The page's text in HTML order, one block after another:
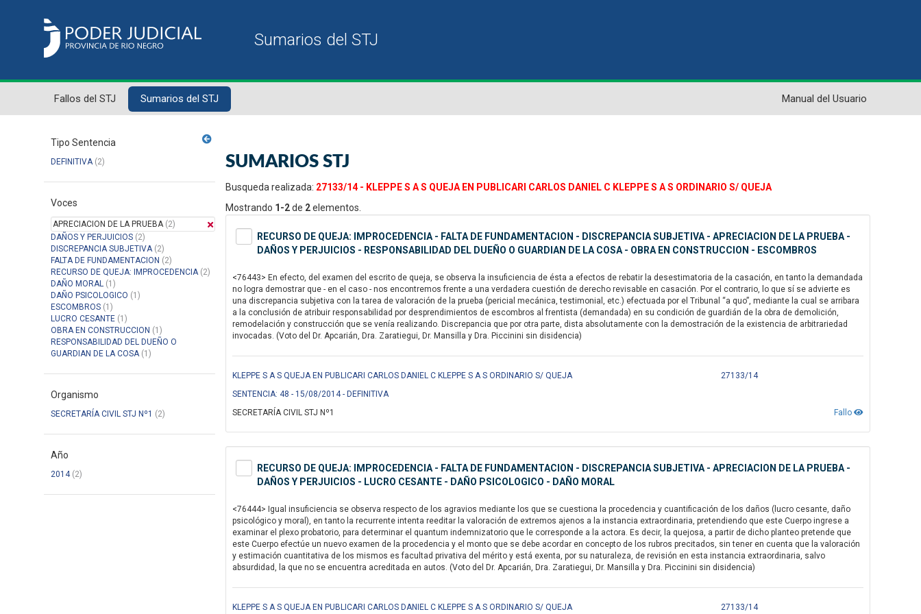
Fallos del STJ Sumarios del STJ Manual del Usuario
Tipo Sentencia
DEFINITIVA(2)
Voces
APRECIACION DE LA PRUEBA(2)
DAÑOS Y PERJUICIOS (2)
DISCREPANCIA SUBJETIVA(2)
FALTA DE FUNDAMENTACION (2)
RECURSO DE QUEJA: IMPROCEDENCIA(2)
DAÑO MORAL (1)
DAÑO PSICOLOGICO (1)
ESCOMBROS (1)
LUCRO CESANTE (1)
OBRA EN CONSTRUCCION (1)
RESPONSABILIDAD DEL DUEÑO O
GUARDIAN DE LA COSA(1)
Organismo
SECRETARÍA CIVIL STJ Nº1 (2)
Año
2014(2)
SUMARIOS STJ
Busqueda realizada: 27133/14 - KLEPPE S A S QUEJA EN PUBLICARI CARLOS DANIEL C KLEPPE S A S ORDINARIO S/ QUEJA
Mostrando 1-2de 2elementos.
RECURSO DE QUEJA: IMPROCEDENCIA - FALTA DE FUNDAMENTACION - DISCREPANCIA SUBJETIVA - APRECIACION DE LA PRUEBA -
DAÑOS Y PERJUICIOS - RESPONSABILIDAD DEL DUEÑO O GUARDIAN DE LA COSA - OBRA EN CONSTRUCCION - ESCOMBROS
<76443> En efecto, del examen del escrito de queja, se observa la insuficiencia de ésta a efectos de rebatir la desestimatoria de la casación, en tanto la demandada
no logra demostrar que - en el caso - nos encontremos frente a una verdadera cuestión de derecho revisable en casación. Por el contrario, lo que sí se advierte es
una discrepancia subjetiva con la tarea de valoración de la prueba (pericial mecánica, testimonial, etc.) efectuada por el Tribunal “a quo”, mediante la cual se arribara
a la conclusión de atribuir responsabilidad por desprendimientos de escombros al frentista (demandada) en su condición de guardián de la obra de demolición,
remodelación y construcción que se venía realizando. Discrepancia que por otra parte, dista absolutamente con la demostración de la existencia de arbitrariedad
invocadas. (Voto del Dr. Apcarián, Dra. Zaratiegui, Dr. Mansilla y Dra. Piccinini sin disidencia)
KLEPPE S A S QUEJA EN PUBLICARI CARLOS DANIEL C KLEPPE S A S ORDINARIO S/ QUEJA
27133/14
SENTENCIA: 48 - 15/08/2014 - DEFINITIVA
Fallo
SECRETARÍA CIVIL STJ Nº1
RECURSO DE QUEJA: IMPROCEDENCIA - FALTA DE FUNDAMENTACION - DISCREPANCIA SUBJETIVA - APRECIACION DE LA PRUEBA -
DAÑOS Y PERJUICIOS - LUCRO CESANTE - DAÑO PSICOLOGICO - DAÑO MORAL
<76444> Igual insuficiencia se observa respecto de los agravios mediante los que se cuestiona la procedencia y cuantificación de los daños (lucro cesante, daño
psicológico y moral), en tanto la recurrente intenta reeditar la valoración de extremos ajenos a la instancia extraordinaria, pretendiendo que este Cuerpo ingrese a
examinar el plexo probatorio, para determinar el quantum indemnizatorio que le corresponde a la actora. Es decir, la quejosa, a partir de dicho planteo pretende que
este Cuerpo efectúe un nuevo examen de la procedencia y el monto que se debe acordar en concepto de los rubros precitados, sin tener en cuenta que la valoración
y estimación cuantitativa de los mismos es facultad privativa del mérito y está exenta, por su naturaleza, de revisión en esta instancia extraordinaria, salvo
absurdidad, la que no se encuentra acreditada en autos. (Voto del Dr. Apcarián, Dra. Zaratiegui, Dr. Mansilla y Dra. Piccinini sin disidencia)
KLEPPE S A S QUEJA EN PUBLICARI CARLOS DANIEL C KLEPPE S A S ORDINARIO S/ QUEJA 27133/14